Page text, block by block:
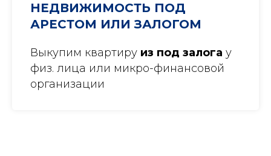
НЕДВИЖИМОСТЬ ПОД
АРЕСТОМ ИЛИ ЗАЛОГОМ
Выкупим квартиру из под залога у
физ. лица или микро-финансовой
организации